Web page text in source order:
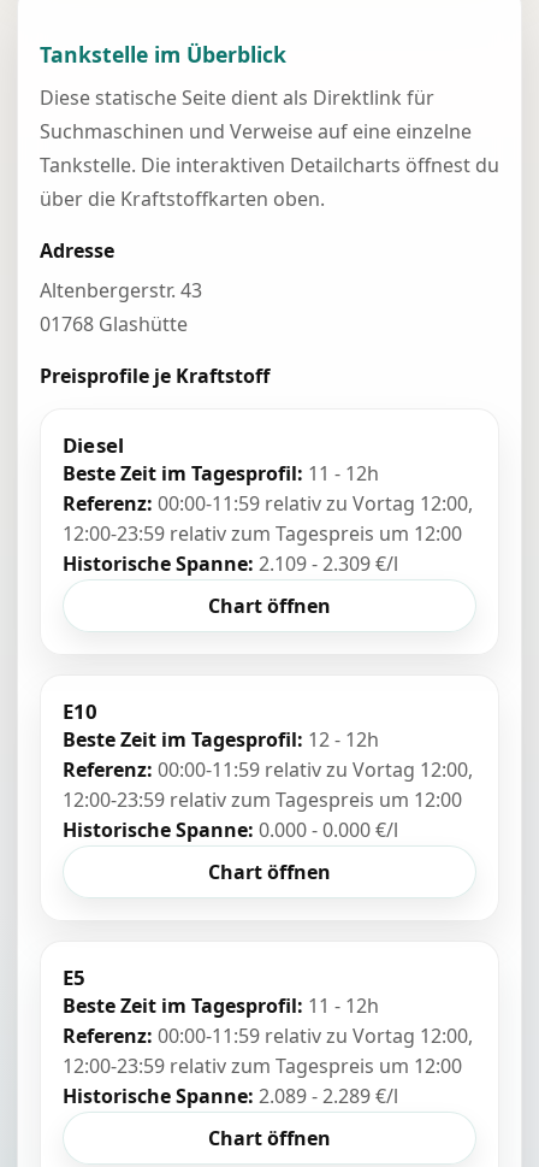
Tankstelle im Überblick
Diese statische Seite dient als Direktlink für
Suchmaschinen und Verweise auf eine einzelne
Tankstelle. Die interaktiven Detailcharts öffnest du
über die Kraftstoffkarten oben.
Adresse
Altenbergerstr. 43
01768 Glashütte
Preisprofile je Kraftstoff
Diesel
Beste Zeit im Tagesprofil: 11 - 12h
Referenz: 00:00-11:59 relativ zu Vortag 12:00,
12:00-23:59 relativ zum Tagespreis um 12:00
Historische Spanne: 2.109 - 2.309 €/l
Chart öffnen
E10
Beste Zeit im Tagesprofil: 12 - 12h
Referenz: 00:00-11:59 relativ zu Vortag 12:00,
12:00-23:59 relativ zum Tagespreis um 12:00
Historische Spanne: 0.000 - 0.000 €/l
Chart öffnen
E5
Beste Zeit im Tagesprofil: 11 - 12h
Referenz: 00:00-11:59 relativ zu Vortag 12:00,
12:00-23:59 relativ zum Tagespreis um 12:00
Historische Spanne: 2.089 - 2.289 €/l
Chart öffnen